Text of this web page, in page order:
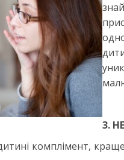
3.
комплімент,